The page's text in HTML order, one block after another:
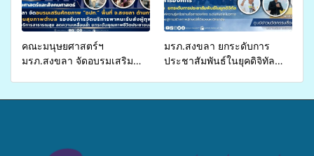
คณะมนุษยศาสตร์ฯ
มรภ.สงขลา จัดอบรมเสริม
เหลื่อมล้ำ ยกระดับคุณภาพ
มรภ.สงขลา ยกระดับการ
ประชาสัมพันธ์ในยุคดิจิทัล